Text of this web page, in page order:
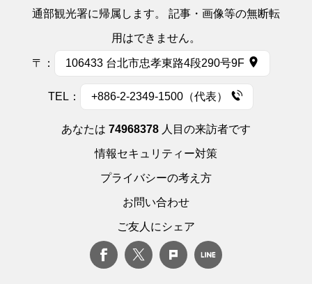
通部観光署に帰属します。 記事・画像等の無断転
用はできません。
〒： 106433 台北市忠孝東路4段290号9F
TEL： +886-2-2349-1500（代表）
あなたは 74968378 人目の来訪者です
情報セキュリティー対策
プライバシーの考え方
お問い合わせ
ご友人にシェア